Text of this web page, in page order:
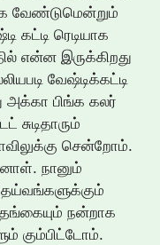
வேண்டுமென்றும்
கட்டி ரெடியாக
என்ன இருக்கிறது
வேஷ்டிக்கட்டி
அக்கா பிங்க கலர்
சுடிதாரும்
சென்றோம்.
நானும்
நன்றாக
கும்பிட்டோம்.